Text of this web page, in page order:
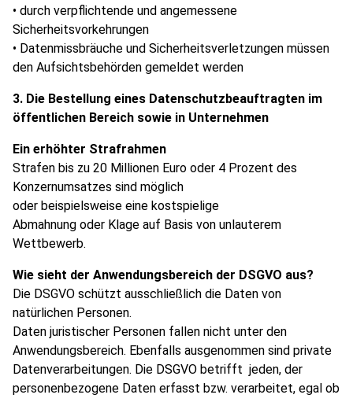
• durch verpflichtende und angemessene
Sicherheitsvorkehrungen
• Datenmissbräuche und Sicherheitsverletzungen müssen
den Aufsichtsbehörden gemeldet werden
3. Die Bestellung eines Datenschutzbeauftragten im
öffentlichen Bereich sowie in Unternehmen
Ein erhöhter Strafrahmen
Strafen bis zu 20 Millionen Euro oder 4 Prozent des
Konzernumsatzes sind möglich
oder beispielsweise eine kostspielige
Abmahnung oder Klage auf Basis von unlauterem
Wettbewerb.
Wie sieht der Anwendungsbereich der DSGVO aus?
Die DSGVO schützt ausschließlich die Daten von
natürlichen Personen.
Daten juristischer Personen fallen nicht unter den
Anwendungsbereich. Ebenfalls ausgenommen sind private
Datenverarbeitungen. Die DSGVO betrifft jeden, der
personenbezogene Daten erfasst bzw. verarbeitet, egal ob